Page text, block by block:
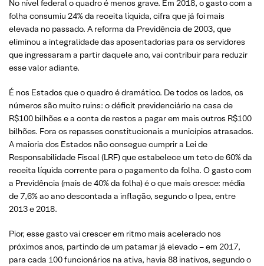
No nível federal o quadro é menos grave. Em 2018, o gasto com a
folha consumiu 24% da receita líquida, cifra que já foi mais
elevada no passado. A reforma da Previdência de 2003, que
eliminou a integralidade das aposentadorias para os servidores
que ingressaram a partir daquele ano, vai contribuir para reduzir
esse valor adiante.
É nos Estados que o quadro é dramático. De todos os lados, os
números são muito ruins: o déficit previdenciário na casa de
R$100 bilhões e a conta de restos a pagar em mais outros R$100
bilhões. Fora os repasses constitucionais a municípios atrasados.
A maioria dos Estados não consegue cumprir a Lei de
Responsabilidade Fiscal (LRF) que estabelece um teto de 60% da
receita líquida corrente para o pagamento da folha. O gasto com
a Previdência (mais de 40% da folha) é o que mais cresce: média
de 7,6% ao ano descontada a inflação, segundo o Ipea, entre
2013 e 2018.
Pior, esse gasto vai crescer em ritmo mais acelerado nos
próximos anos, partindo de um patamar já elevado – em 2017,
para cada 100 funcionários na ativa, havia 88 inativos, segundo o